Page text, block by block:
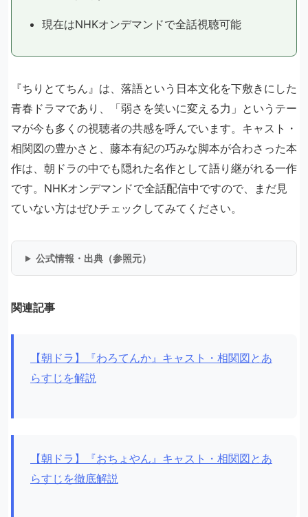
現在はNHKオンデマンドで全話視聴可能
『ちりとてちん』は、落語という日本文化を下敷きにした
青春ドラマであり、「弱さを笑いに変える力」というテー
マが今も多くの視聴者の共感を呼んでいます。キャスト・
相関図の豊かさと、藤本有紀の巧みな脚本が合わさった本
作は、朝ドラの中でも隠れた名作として語り継がれる一作
です。NHKオンデマンドで全話配信中ですので、まだ見
ていない方はぜひチェックしてみてください。
公式情報・出典（参照元）
関連記事
【朝ドラ】『わろてんか』キャスト・相関図とあ
らすじを解説
【朝ドラ】『おちょやん』キャスト・相関図とあ
らすじを徹底解説